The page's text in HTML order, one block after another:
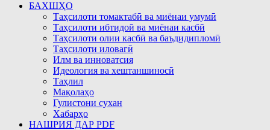
БАХШҲО
Таҳсилоти томактабӣ ва миёнаи умумӣ
Таҳсилоти ибтидоӣ ва миёнаи касбӣ
Таҳсилоти олии касбӣ ва баъдидипломӣ
Таҳсилоти иловагӣ
Илм ва инноватсия
Идеология ва хештаншиносӣ
Таҳлил
Мақолаҳо
Гулистони сухан
Хабарҳо
НАШРИЯ ДАР PDF